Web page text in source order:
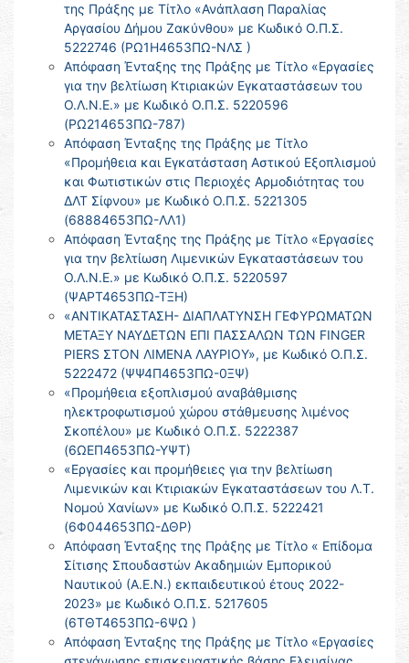
της Πράξης με Τίτλο «Ανάπλαση Παραλίας
Αργασίου Δήμου Ζακύνθου» με Κωδικό Ο.Π.Σ.
5222746 (ΡΩ1Η4653ΠΩ-ΝΛΣ )
Απόφαση Ένταξης της Πράξης με Τίτλο «Εργασίες
για την βελτίωση Κτιριακών Εγκαταστάσεων του
Ο.Λ.Ν.Ε.» με Κωδικό Ο.Π.Σ. 5220596
(ΡΩ214653ΠΩ-787)
Απόφαση Ένταξης της Πράξης με Τίτλο
«Προμήθεια και Εγκατάσταση Αστικού Εξοπλισμού
και Φωτιστικών στις Περιοχές Αρμοδιότητας του
ΔΛΤ Σίφνου» με Κωδικό Ο.Π.Σ. 5221305
(68884653ΠΩ-ΛΛ1)
Απόφαση Ένταξης της Πράξης με Τίτλο «Εργασίες
για την βελτίωση Λιμενικών Εγκαταστάσεων του
Ο.Λ.Ν.Ε.» με Κωδικό Ο.Π.Σ. 5220597
(ΨΑΡΤ4653ΠΩ-ΤΞΗ)
«ΑΝΤΙΚΑΤΑΣΤΑΣΗ- ΔΙΑΠΛΑΤΥΝΣΗ ΓΕΦΥΡΩΜΑΤΩΝ
ΜΕΤΑΞΥ ΝΑΥΔΕΤΩΝ ΕΠΙ ΠΑΣΣΑΛΩΝ ΤΩΝ FINGER
PIERS ΣΤΟΝ ΛΙΜΕΝΑ ΛΑΥΡΙΟΥ», με Κωδικό Ο.Π.Σ.
5222472 (ΨΨ4Π4653ΠΩ-0ΞΨ)
«Προμήθεια εξοπλισμού αναβάθμισης
ηλεκτροφωτισμού χώρου στάθμευσης λιμένος
Σκοπέλου» με Κωδικό Ο.Π.Σ. 5222387
(6ΩΕΠ4653ΠΩ-ΥΨΤ)
«Εργασίες και προμήθειες για την βελτίωση
Λιμενικών και Κτιριακών Εγκαταστάσεων του Λ.Τ.
Νομού Χανίων» με Κωδικό Ο.Π.Σ. 5222421
(6Φ044653ΠΩ-ΔΘΡ)
Απόφαση Ένταξης της Πράξης με Τίτλο « Επίδομα
Σίτισης Σπουδαστών Ακαδημιών Εμπορικού
Ναυτικού (Α.Ε.Ν.) εκπαιδευτικού έτους 2022-
2023» με Κωδικό Ο.Π.Σ. 5217605
(6ΤΘΤ4653ΠΩ-6ΨΩ )
Απόφαση Ένταξης της Πράξης με Τίτλο «Εργασίες